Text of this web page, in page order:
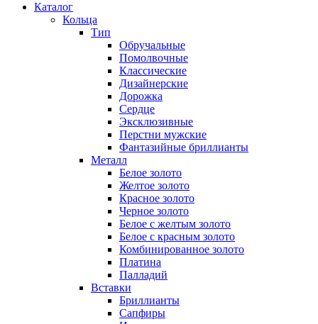
Каталог
Кольца
Тип
Обручальные
Помолвочные
Классические
Дизайнерские
Дорожка
Сердце
Эксклюзивные
Перстни мужские
Фантазийные бриллианты
Металл
Белое золото
Желтое золото
Красное золото
Черное золото
Белое с желтым золото
Белое с красным золото
Комбинированное золото
Платина
Палладий
Вставки
Бриллианты
Сапфиры